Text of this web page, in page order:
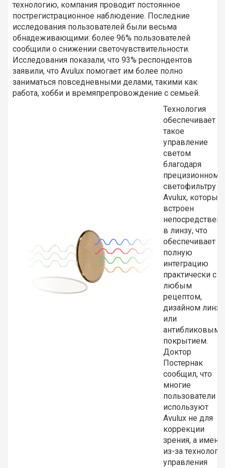
технологию, компания проводит постоянное
пострегистрационное наблюдение. Последние
исследования пользователей были весьма
обнадеживающими: более 96% пользователей
сообщили о снижении светочувствительности.
Исследования показали, что 93% респондентов
заявили, что Avulux помогает им более полно
заниматься повседневными делами, такими как
работа, хобби и времяпрепровождение с семьей.
Технология
обеспечивает
такое
управление
светом
благодаря
прецизионному
светофильтру
Avulux, который
встроен
в линзу, что
обеспечивает
полную
интеграцию
практически с
любым
рецептом,
дизайном
или
антибликовым
покрытием.
Доктор
Постернак
сообщил, что
многие
пользователи
используют
Avulux не для
коррекции
зрения, а
из-за
управления